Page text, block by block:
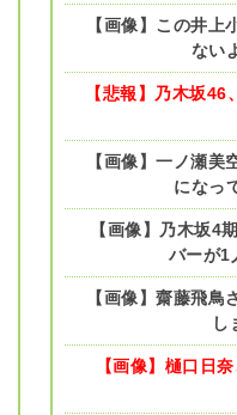
【画像】この井
ない
【悲報】乃木坂
【画像】一ノ瀬美
になっ
【画像】乃木坂4
バーが1
【画像】齋藤飛鳥
し
【画像】樋口日